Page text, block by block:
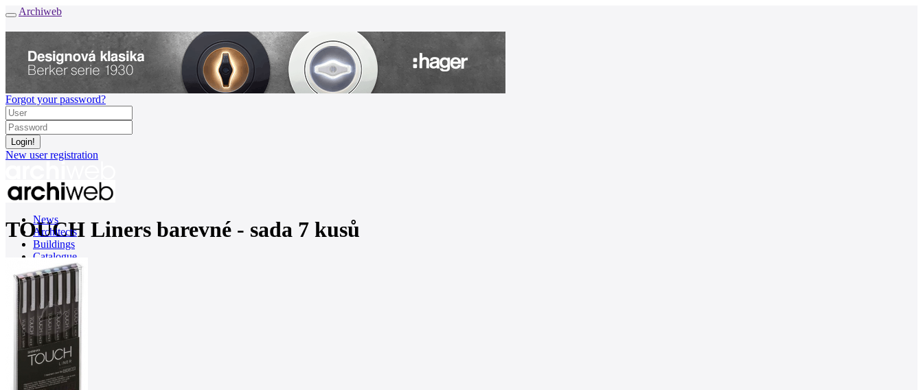
Archiweb
Forgot your password?
New user registration
News
Architects
Buildings
Catalogue
E-shop
cz
0
TOUCH Liners barevné - sada 7 kusů